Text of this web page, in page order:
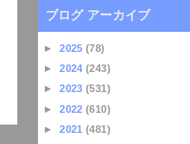
ブログ アーカイブ
►2025 (78)
►2024 (243)
►2023 (531)
►2022 (610)
►2021 (481)